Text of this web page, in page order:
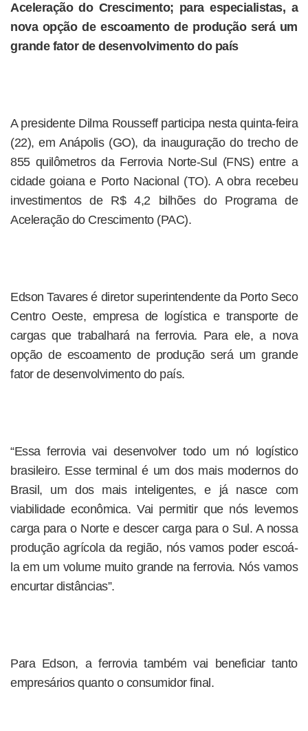
Aceleração do Crescimento; para especialistas, a
nova opção de escoamento de produção será um
grande fator de desenvolvimento do país
A presidente Dilma Rousseff participa nesta quinta-feira
(22), em Anápolis (GO), da inauguração do trecho de
855 quilômetros da Ferrovia Norte-Sul (FNS) entre a
cidade goiana e Porto Nacional (TO). A obra recebeu
investimentos de R$ 4,2 bilhões do Programa de
Aceleração do Crescimento (PAC).
Edson Tavares é diretor superintendente da Porto Seco
Centro Oeste, empresa de logística e transporte de
cargas que trabalhará na ferrovia. Para ele, a nova
opção de escoamento de produção será um grande
fator de desenvolvimento do país.
“Essa ferrovia vai desenvolver todo um nó logístico
brasileiro. Esse terminal é um dos mais modernos do
Brasil, um dos mais inteligentes, e já nasce com
viabilidade econômica. Vai permitir que nós levemos
carga para o Norte e descer carga para o Sul. A nossa
produção agrícola da região, nós vamos poder escoá-
la em um volume muito grande na ferrovia. Nós vamos
encurtar distâncias”.
Para Edson, a ferrovia também vai beneficiar tanto
empresários quanto o consumidor final.